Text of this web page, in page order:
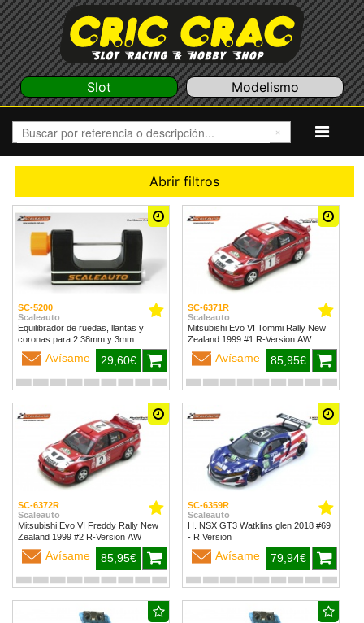
Slot Modelismo
Abrir filtros
SC-5200
Scaleauto
Equilibrador de ruedas, llantas y
coronas para 2.38mm y 3mm.
Avísame 29,60€
SC-6371R
Scaleauto
Mitsubishi Evo VI Tommi Rally New
Zealand 1999 #1 R-Version AW
Avísame 85,95€
SC-6372R
Scaleauto
Mitsubishi Evo VI Freddy Rally New
Zealand 1999 #2 R-Version AW
Avísame 85,95€
SC-6359R
Scaleauto
H. NSX GT3 Watklins glen 2018 #69
- R Version
Avísame 79,94€